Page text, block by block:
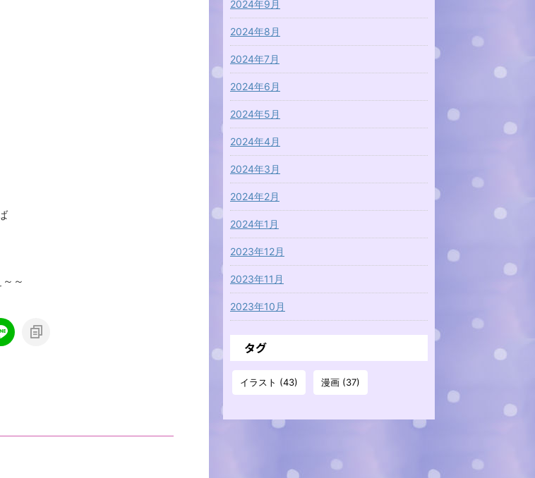
～
2024年9月
2024年8月
2024年7月
2024年6月
2024年5月
2024年4月
2024年3月
2024年2月
2024年1月
2023年12月
2023年11月
2023年10月
タグ
イラスト (43) 漫画 (37)